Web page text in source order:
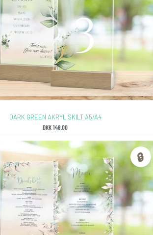
DARK GREEN AKRYL SKILT A5/A4
DKK149.00
🔒